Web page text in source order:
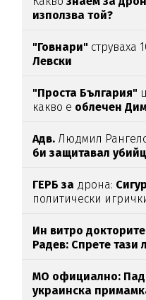
използва той?
"Говнари" струваха
Левски
"Проста България"
какво е облечен
Адв. Людмил
би защитавал
ГЕРБ за дрона:
политически
Ин витро докторите
Радев: Спрете тази
МО официално:
украинска